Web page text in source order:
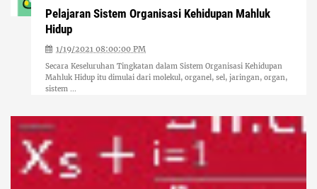
Pelajaran Sistem Organisasi Kehidupan Mahluk
Hidup
1/19/2021 08:00:00 PM
Secara Keseluruhan Tingkatan dalam Sistem Organisasi Kehidupan
Mahluk Hidup itu dimulai dari molekul, organel, sel, jaringan, organ,
sistem ...